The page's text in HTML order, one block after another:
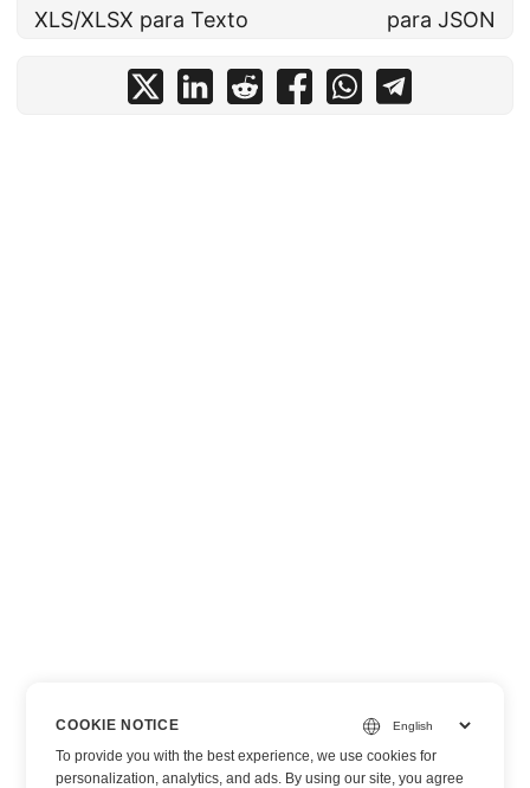
XLS/XLSX para Texto
para JSON
COOKIE NOTICE
To provide you with the best experience, we use cookies for
personalization, analytics, and ads. By using our site, you agree